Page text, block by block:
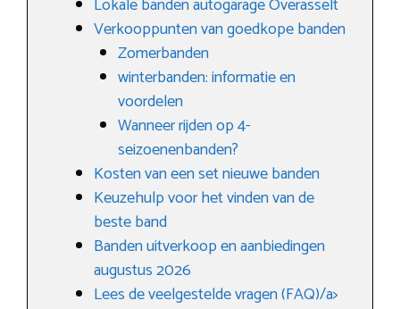
Lokale banden autogarage Overasselt
Verkooppunten van goedkope banden
Zomerbanden
winterbanden: informatie en
voordelen
Wanneer rijden op 4-
seizoenenbanden?
Kosten van een set nieuwe banden
Keuzehulp voor het vinden van de
beste band
Banden uitverkoop en aanbiedingen
augustus 2026
Lees de veelgestelde vragen (FAQ)/a>